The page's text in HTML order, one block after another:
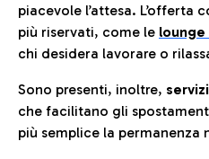
piacevole l’attesa. L’offerta
più riservati, come le lounge
chi desidera lavorare o
Sono presenti, inoltre,
che facilitano gli
più semplice la permanenza